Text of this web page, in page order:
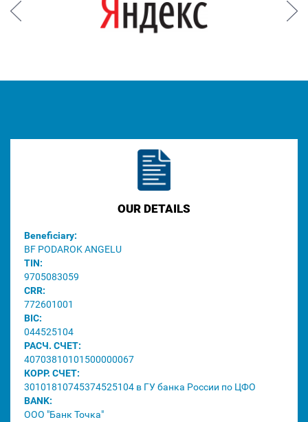
Prev Next
OUR DETAILS
Beneficiary:
BF PODAROK ANGELU
TIN:
9705083059
CRR:
772601001
BIC:
044525104
РАСЧ. СЧЕТ:
40703810101500000067
КОРР. СЧЕТ:
30101810745374525104 в ГУ банка России по ЦФО
BANK:
ООО "Банк Точка"